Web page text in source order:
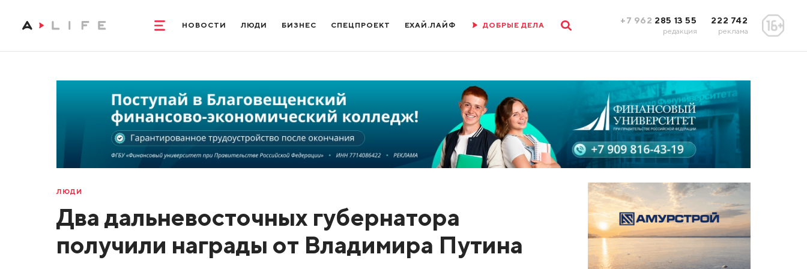
НОВОСТИ ЛЮДИ БИЗНЕС СПЕЦПРОЕКТ ЕХАЙ.ЛАЙФ ДОБРЫЕ ДЕЛА +7 962 285 13 55
редакция
222 742
реклама
ЛЮДИ
Два дальневосточных губернатора
получили награды от Владимира Путина